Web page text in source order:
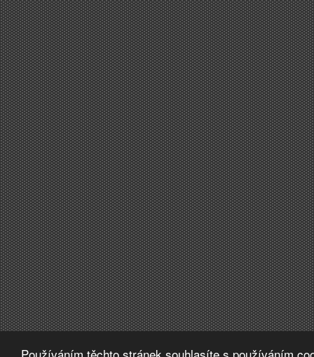
Používáním těchto stránek souhlasíte s používáním